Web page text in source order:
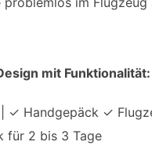
mit Funktionalität:
✓ Handgepäck ✓
für 2 bis 3 Tage